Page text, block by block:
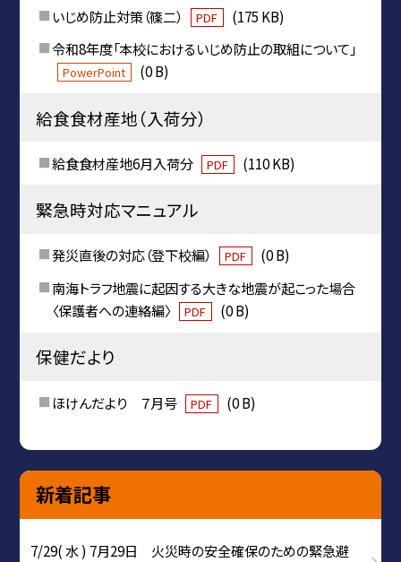
いじめ防止対策（篠二） PDF
(175 KB)
令和8年度「本校におけるいじめ防止の取組について」
PowerPoint (0 B)
給食食材産地（入荷分）
給食食材産地6月入荷分 PDF (110 KB)
緊急時対応マニュアル
発災直後の対応（登下校編） PDF
(0 B)
南海トラフ地震に起因する大きな地震が起こった場合
〈保護者への連絡編〉
PDF (0 B)
保健だより
ほけんだより ７月号 PDF (0 B)
新着記事
7/29( 水 ) 7月29日 火災時の安全確保のための緊急避